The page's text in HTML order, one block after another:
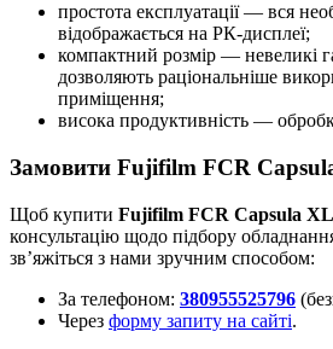
простота експлуатації — вся
відображається на РК-дисплеї;
компактний розмір — невеликі
дозволяють раціональніше
приміщення;
висока продуктивність —
Замовити Fujifilm FCR
Щоб купити Fujifilm FCR Capsula
консультацію щодо підбору обладнання
зв’яжіться з нами зручним способом:
За телефоном: 380955525796
Через форму запиту на сайті.